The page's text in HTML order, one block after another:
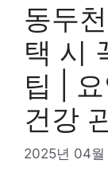
동두
택 시
팁 |
건강
2025년 04월